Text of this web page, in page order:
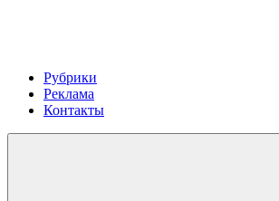
Рубрики
Реклама
Контакты